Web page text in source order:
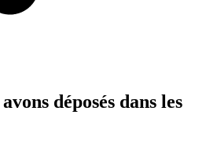
déposés dans les